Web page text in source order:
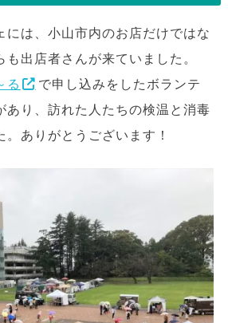
には、小山市内のお店だけではな
も出店者さんが来ていました。
る
で申し込みをしたボランテ
あり、訪れた人たちの検温と消毒
。ありがとうございます！